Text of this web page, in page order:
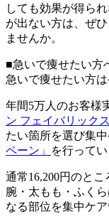
しても効果が得ら
が出ない方は、ぜ
ませんか。
■急いで痩せたい方
急いで痩せたい方
年間5万人のお客様
ン フェイバリック
たい箇所を選び集
ペーン」
を行ってい
通常16,200円のとこ
腕・太もも・ふく
なる部位を集中ケア